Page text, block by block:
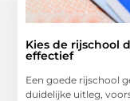
Kies de rijschool
effectief
Een goede rijschool
duidelijke uitleg,